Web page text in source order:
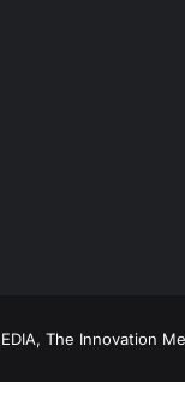
The Innovation